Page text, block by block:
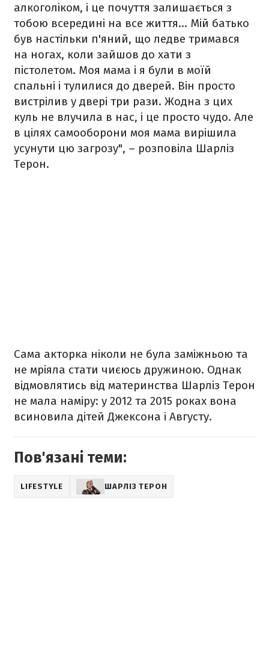
алкоголіком, і це почуття залишається з
тобою всередині на все життя... Мій батько
був настільки п'яний, що ледве тримався
на ногах, коли зайшов до хати з
пістолетом. Моя мама і я були в моїй
спальні і тулилися до дверей. Він просто
вистрілив у двері три рази. Жодна з цих
куль не влучила в нас, і це просто чудо. Але
в цілях самооборони моя мама вирішила
усунути цю загрозу", – розповіла Шарліз
Терон.
Сама акторка ніколи не була заміжньою та
не мріяла стати чиєюсь дружиною. Однак
відмовлятись від материнства Шарліз Терон
не мала наміру: у 2012 та 2015 роках вона
всиновила дітей Джексона і Августу.
Пов'язані теми:
LIFESTYLE ШАРЛІЗ ТЕРОН